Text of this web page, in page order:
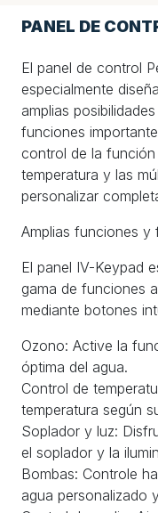
PANEL DE
El panel de control
especialmente
amplias
funciones
control de la
temperatura y las
personalizar
Amplias funciones y
El panel IV-Keypad
gama de funciones
mediante botones
Ozono: Active la
óptima del agua.
Control de
temperatura según
Soplador y luz:
el soplador y la
Bombas: Controle
agua personalizado